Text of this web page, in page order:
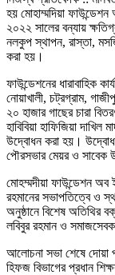
হয় মোহাম্মদিয়া
২০২২ সালের বন্যায়
নলকুপ স্থাপন, রাস্তা,
করা হয়।
ফাউন্ডেশনের ধারাবাহিক
নোয়াখালী, চট্রগ্রাম,
২০ হাজার গাছের চারা
হাবিবিয়া হাফিজিয়া দাখিল
উদ্বোধন করা হয়।
পৌরসভার মেয়র ও সাবেক
মোহম্মদীয়া ফাউন্ডেশন
রহমানের সভাপতিত্বে ও
অনুষ্ঠানে বিশেষ অতিথির
লবিবুর রহমান ও
আলোচনা সভা শেষে দোয়া
হিফজ বিভাগের প্রধান